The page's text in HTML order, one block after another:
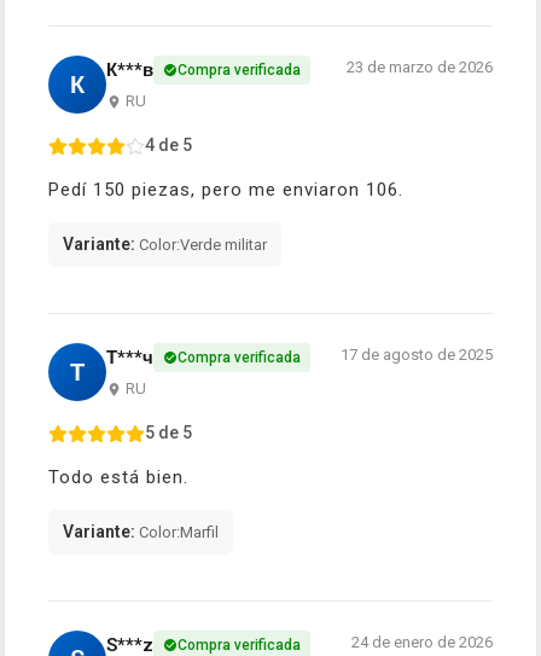
К К***в Compra verificada
RU
23 de marzo de 2026
4 de 5
Pedí 150 piezas, pero me enviaron 106.
Variante: Color:Verde militar
Т Т***ч Compra verificada
RU
17 de agosto de 2025
5 de 5
Todo está bien.
Variante: Color:Marfil
S***z Compra verificada 24 de enero de 2026